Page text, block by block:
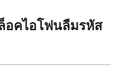
อคไอโฟนลืมรหัส